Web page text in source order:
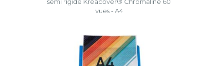
vues - A4